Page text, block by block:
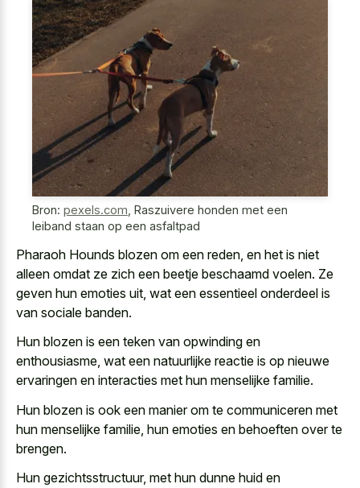
Bron: pexels.com Raszuivere honden met een
leiband staan op een asfaltpad
Pharaoh Hounds blozen om een reden, en het is niet
alleen omdat ze zich een beetje beschaamd voelen. Ze
geven hun emoties uit, wat een essentieel onderdeel is
van sociale banden.
Hun blozen is een teken van opwinding en
enthousiasme, wat een natuurlijke reactie is op nieuwe
ervaringen en interacties met hun menselijke familie.
Hun blozen is ook een manier om te communiceren met
hun menselijke familie, hun emoties en behoeften over te
brengen.
Hun gezichtsstructuur, met hun dunne huid en